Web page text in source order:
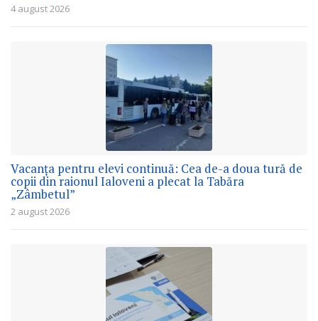
4 august 2026
Vacanța pentru elevi continuă: Cea de-a doua tură de
copii din raionul Ialoveni a plecat la Tabăra
„Zâmbetul”
2 august 2026